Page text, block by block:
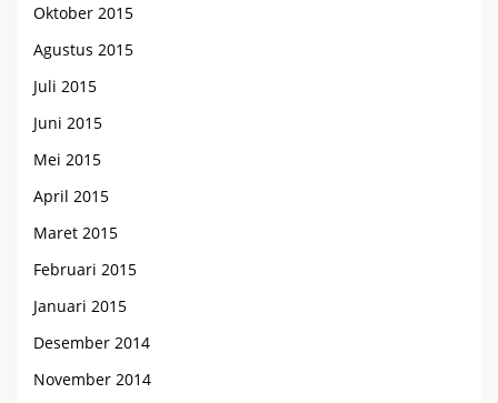
Oktober 2015
Agustus 2015
Juli 2015
Juni 2015
Mei 2015
April 2015
Maret 2015
Februari 2015
Januari 2015
Desember 2014
November 2014